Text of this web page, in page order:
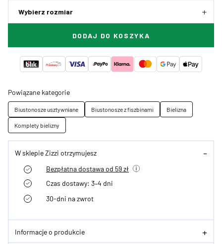
Wybierz rozmiar
DODAJ DO KOSZYKA
Powiązane kategorie
Biustonosze usztywniane Biustonosze z fiszbinami
Bielizna
Komplety bielizny
W sklepie Zizzi otrzymujesz
Bezpłatna dostawa od 59 zł
Czas dostawy: 3–4 dni
30-dni na zwrot
Informacje o produkcie